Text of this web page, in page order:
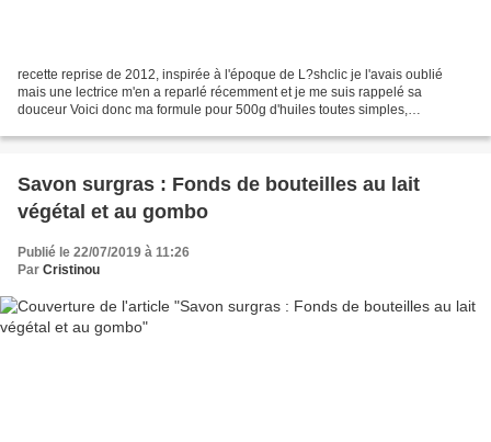
recette reprise de 2012, inspirée à l'époque de L?shclic je l'avais oublié
mais une lectrice m'en a reparlé récemment et je me suis rappelé sa
douceur Voici donc ma formule pour 500g d'huiles toutes simples,
Savon surgras : Fonds de bouteilles au lait
végétal et au gombo
Publié le 22/07/2019 à 11:26
Par Cristinou